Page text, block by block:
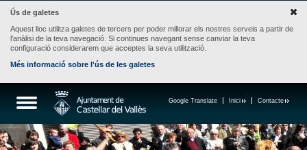
Ús de galetes
Aquest lloc utilitza galetes de tercers per poder millorar els nostres serveis a partir de
l'anàlisi de la teva navegació. Si continues navegant sense canviar la teva
configuració considerarem que acceptes la seva utilització.
Més informació sobre l'ús de les galetes
Contacte
Inici
Google Translate